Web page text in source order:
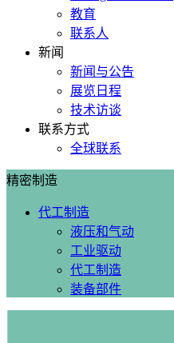
教育
联系人
新闻
新闻与公告
展览日程
技术访谈
联系方式
全球联系
精密制造
代工制造
液压和气动
工业驱动
代工制造
装备部件